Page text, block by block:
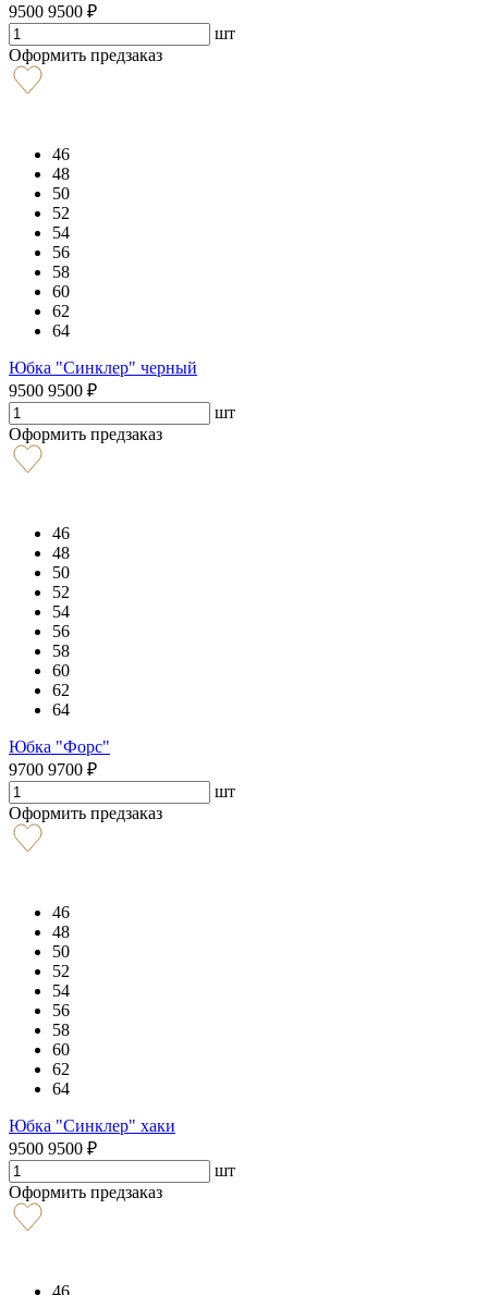
9500 9500 ₽
шт
Оформить предзаказ
46
48
50
52
54
56
58
60
62
64
Юбка "Синклер" черный
9500 9500 ₽
шт
Оформить предзаказ
46
48
50
52
54
56
58
60
62
64
Юбка "Форс"
9700 9700 ₽
шт
Оформить предзаказ
46
48
50
52
54
56
58
60
62
64
Юбка "Синклер" хаки
9500 9500 ₽
шт
Оформить предзаказ
46